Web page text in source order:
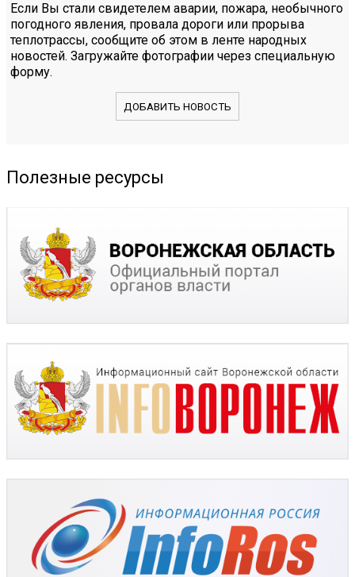
Если Вы стали свидетелем аварии, пожара, необычного
погодного явления, провала дороги или прорыва
теплотрассы, сообщите об этом в ленте народных
новостей. Загружайте фотографии через специальную
форму.
ДОБАВИТЬ НОВОСТЬ
Полезные ресурсы